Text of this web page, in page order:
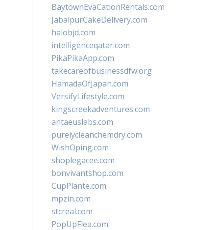
BaytownEvaCationRentals.com
JabalpurCakeDelivery.com
halobjd.com
intelligenceqatar.com
PikaPikaApp.com
takecareofbusinessdfw.org
HamadaOfJapan.com
VersifyLifestyle.com
kingscreekadventures.com
antaeuslabs.com
purelycleanchemdry.com
WishOping.com
shoplegacee.com
bonvivantshop.com
CupPlante.com
mpzin.com
stcreal.com
PopUpFlea.com